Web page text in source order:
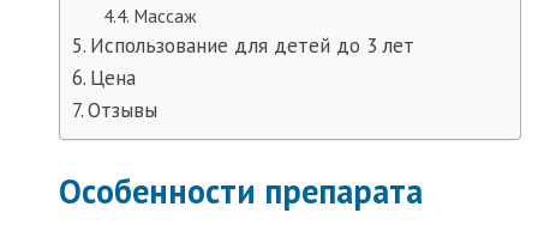
Массаж
Использование для детей до 3 лет
Цена
Отзывы
Особенности препарата